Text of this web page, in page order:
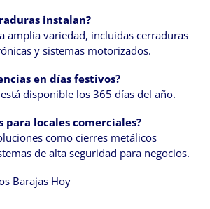
instalan?
amplia variedad, incluidas cerraduras
y sistemas motorizados.
en días festivos?
disponible los 365 días del año.
para locales comerciales?
como cierres metálicos
de alta seguridad para negocios.
Barajas Hoy